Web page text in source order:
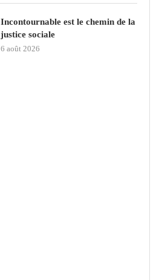
Incontournable est le chemin de la
justice sociale
6 août 2026